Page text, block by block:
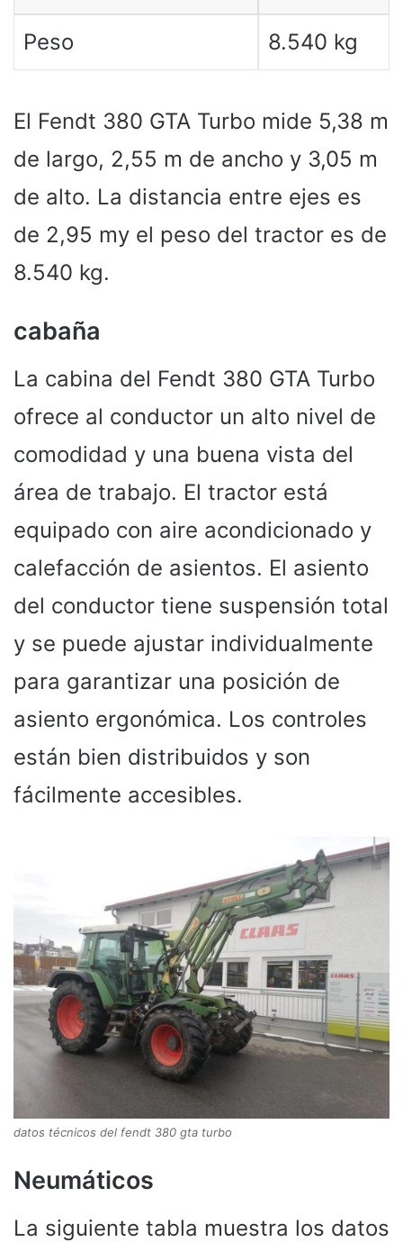
Peso 8.540 kg
El Fendt 380 GTA Turbo mide 5,38 m
de largo, 2,55 m de ancho y 3,05 m
de alto. La distancia entre ejes es
de 2,95 my el peso del tractor es de
8.540 kg.
cabaña
La cabina del Fendt 380 GTA Turbo
ofrece al conductor un alto nivel de
comodidad y una buena vista del
área de trabajo. El tractor está
equipado con aire acondicionado y
calefacción de asientos. El asiento
del conductor tiene suspensión total
y se puede ajustar individualmente
para garantizar una posición de
asiento ergonómica. Los controles
están bien distribuidos y son
fácilmente accesibles.
datos técnicos del fendt 380 gta turbo
Neumáticos
La siguiente tabla muestra los datos